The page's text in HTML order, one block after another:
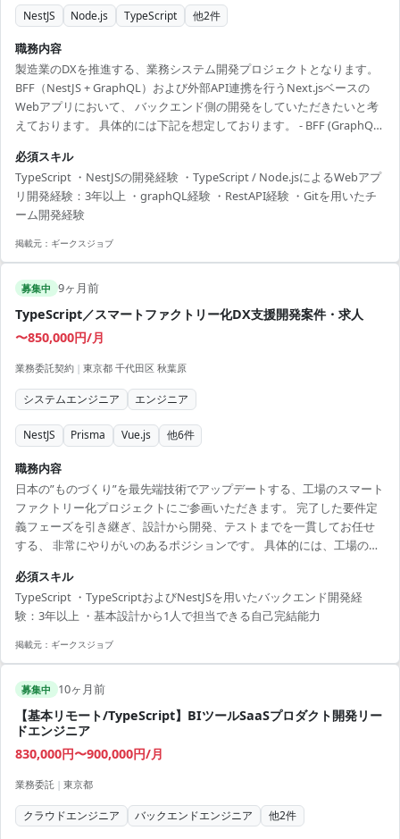
NestJS Node.js TypeScript 他2件
職務内容
製造業のDXを推進する、業務システム開発プロジェクトとなります。
BFF（NestJS + GraphQL）および外部API連携を行うNext.jsベースの
Webアプリにおいて、 バックエンド側の開発をしていただきたいと考
えております。 具体的には下記を想定しております。 - BFF (GraphQL)
Cookie）処理の実装 - パフォーマンス最適化、バンドルサイズ管理、
Lighthouse対策
必須スキル
TypeScript ・NestJSの開発経験 ・TypeScript / Node.jsによるWebアプ
リ開発経験：3年以上 ・graphQL経験 ・RestAPI経験 ・Gitを用いたチ
ーム開発経験
掲載元： ギークスジョブ
募集中 9ヶ月前
TypeScript／スマートファクトリー化DX支援開発案件・求人
〜850,000円/月
業務委託契約 | 東京都 千代田区 秋葉原
システムエンジニア エンジニア
NestJS Prisma Vue.js 他6件
職務内容
日本の”ものづくり”を最先端技術でアップデートする、工場のスマート
ファクトリー化プロジェクトにご参画いただきます。 完了した要件定
義フェーズを引き継ぎ、設計から開発、テストまでを一貫してお任せ
する、 非常にやりがいのあるポジションです。 具体的には、工場の稼
ード」や、 生産効率を最大化する「製造指示画面」、品質管理の要と
なる「トレーサビリティ画面」などの開発を 担当していただきます。
TypeScriptやNestJSといったモダンな技術スタックを採用しており、
バックエンド開発をリードしていただける方を募集しています。
必須スキル
TypeScript ・TypeScriptおよびNestJSを用いたバックエンド開発経
験：3年以上 ・基本設計から1人で担当できる自己完結能力
掲載元： ギークスジョブ
募集中 10ヶ月前
【基本リモート/TypeScript】BIツールSaaSプロダクト開発リー
ドエンジニア
830,000円〜900,000円/月
業務委託 | 東京都
クラウドエンジニア バックエンドエンジニア 他2件